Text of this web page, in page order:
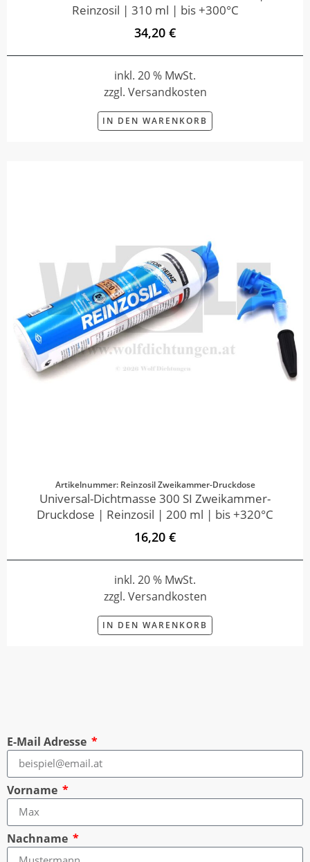
Reinzosil | 310 ml | bis +300°C
34,20 €
inkl. 20 % MwSt.
zzgl. Versandkosten
IN DEN WARENKORB
Artikelnummer: Reinzosil Zweikammer-Druckdose
Universal-Dichtmasse 300 SI Zweikammer-
Druckdose | Reinzosil | 200 ml | bis +320°C
16,20 €
inkl. 20 % MwSt.
zzgl. Versandkosten
IN DEN WARENKORB
E-Mail Adresse
Vorname
Nachname